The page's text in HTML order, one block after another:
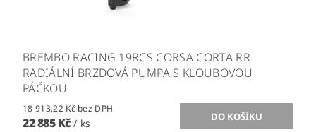
BREMBO RACING 19RCS CORSA CORTA RR
RADIÁLNÍ BRZDOVÁ PUMPA S KLOUBOVOU
PÁČKOU
18 913,22 Kč bez DPH
22 885 Kč/ ks